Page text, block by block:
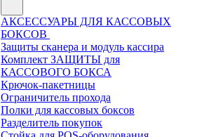
АКСЕССУАРЫ ДЛЯ КАССОВЫХ
БОКСОВ
Защиты сканера и модуль кассира
Комплект ЗАЩИТЫ для
КАССОВОГО БОКСА
Крючок-пакетницы
Ограничитель прохода
Полки для кассовых боксов
Разделитель покупок